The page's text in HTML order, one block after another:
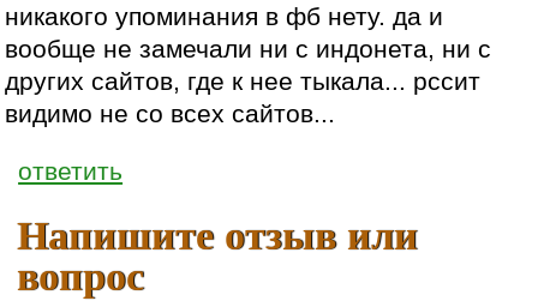
никакого упоминания в фб нету. да и
вообще не замечали ни с индонета, ни с
других сайтов, где к нее тыкала... рссит
видимо не со всех сайтов...
ответить
Напишите отзыв или
вопрос